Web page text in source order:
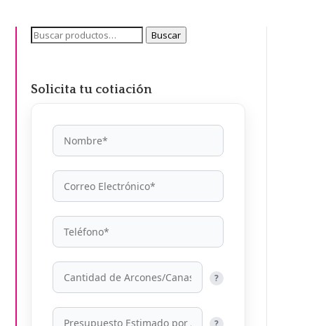
Buscar
Buscar
Solicita tu cotiación
?
?